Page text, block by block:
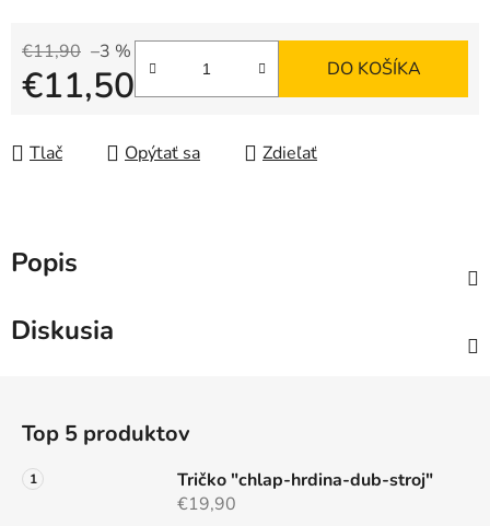
€11,90 –3 %
€11,50 DO KOŠÍKA
Tlač Opýtať sa Zdieľať
Popis
Diskusia
Top 5 produktov
Tričko "chlap-hrdina-dub-stroj"
€19,90